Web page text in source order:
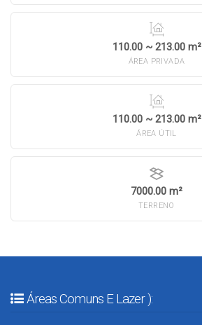
110.00 ~ 213.00 m²
ÁREA PRIVADA
110.00 ~ 213.00 m²
ÁREA ÚTIL
7000.00 m²
TERRENO
Áreas Comuns E Lazer ):